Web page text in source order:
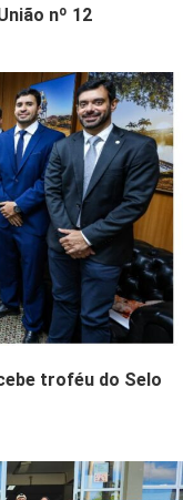
nº 12
troféu do Selo